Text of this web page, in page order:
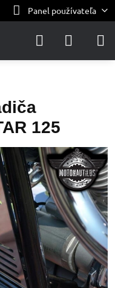
Panel používateľa
125